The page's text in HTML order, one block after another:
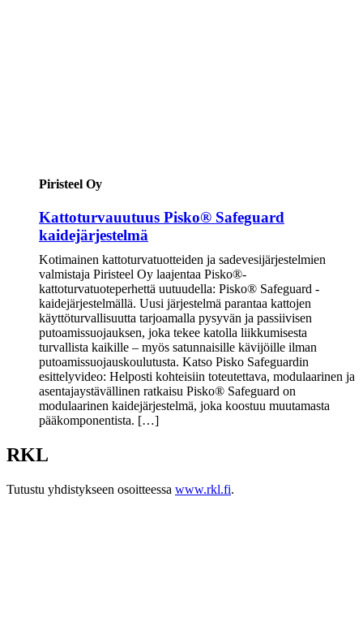
Piristeel Oy
Kattoturvauutuus Pisko® Safeguard
kaidejärjestelmä
Kotimainen kattoturvatuotteiden ja sadevesijärjestelmien
valmistaja Piristeel Oy laajentaa Pisko®-
kattoturvatuoteperhettä uutuudella: Pisko® Safeguard -
kaidejärjestelmällä. Uusi järjestelmä parantaa kattojen
käyttöturvallisuutta tarjoamalla pysyvän ja passiivisen
putoamissuojauksen, joka tekee katolla liikkumisesta
turvallista kaikille – myös satunnaisille kävijöille ilman
putoamissuojauskoulutusta. Katso Pisko Safeguardin
esittelyvideo: Helposti kohteisiin toteutettava, modulaarinen ja
asentajaystävällinen ratkaisu Pisko® Safeguard on
modulaarinen kaidejärjestelmä, joka koostuu muutamasta
pääkomponentista. […]
RKL
Tutustu yhdistykseen osoitteessa www.rkl.fi.